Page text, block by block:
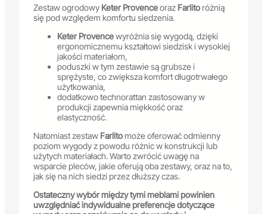
Zestaw ogrodowy Keter Provenceoraz Farlitoróżnią
się pod względem komfortu siedzenia.
Keter Provencewyróżnia się wygodą, dzięki
ergonomicznemu kształtowi siedzisk i wysokiej
jakości materiałom,
poduszki w tym zestawie są grubsze i
sprężyste, co zwiększa komfort długotrwałego
użytkowania,
dodatkowo technorattan zastosowany w
produkcji zapewnia miękkość oraz
elastyczność.
Natomiast zestaw Farlitomoże oferować odmienny
poziom wygody z powodu różnic w konstrukcji lub
użytych materiałach. Warto zwrócić uwagę na
wsparcie pleców, jakie oferują oba zestawy, oraz na to,
jak się na nich siedzi przez dłuższy czas.
Ostateczny wybór między tymi meblami powinien
uwzględniać indywidualne preferencje dotyczące